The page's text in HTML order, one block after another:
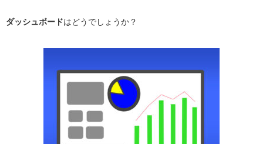
ダッシュボードはどうでしょうか？